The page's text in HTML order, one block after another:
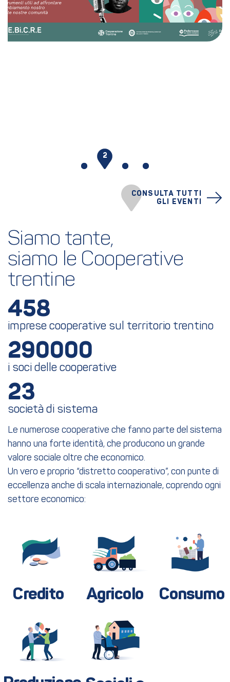
CONSULTA TUTTI
GLI EVENTI
2
Siamo tante,
siamo le Cooperative
trentine
458
imprese cooperative sul territorio trentino
290000
i soci delle cooperative
23
società di sistema
Le numerose cooperative che fanno parte del sistema
hanno una forte identità, che producono un grande
valore sociale oltre che economico.
Un vero e proprio “distretto cooperativo”, con punte di
eccellenza anche di scala internazionale, coprendo ogni
settore economico:
Credito Agricolo Consumo